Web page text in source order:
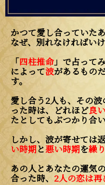
かつて愛し合っていた
なぜ、別れなければい
「四柱推命」で占ってみ
によって波があるもの
す。
愛し合う2人も、その
った時は、どれほど良
たとしてもぶつかり合
しかし、波が寄せては
い時期と悪い時期を繰
あの人とあなたの運気
合った時、 2人の恋は